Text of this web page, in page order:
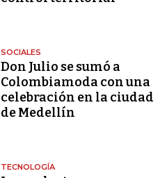
SOCIALES
Don Julio se sumó a
Colombiamoda con una
celebración en la ciudad
de Medellín
TECNOLOGÍA